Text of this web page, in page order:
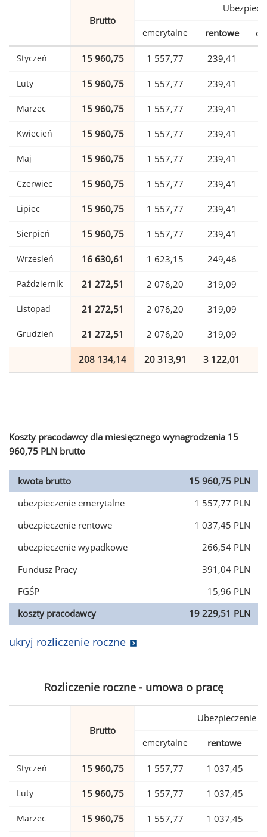
Brutto
emerytalne rentowe
Styczeń 15 960,75 1 557,77 239,41
Luty 15 960,75 1 557,77 239,41
Marzec 15 960,75 1 557,77 239,41
Kwiecień 15 960,75 1 557,77 239,41
Maj 15 960,75 1 557,77 239,41
Czerwiec 15 960,75 1 557,77 239,41
Lipiec 15 960,75 1 557,77 239,41
Sierpień 15 960,75 1 557,77 239,41
Wrzesień 16 630,61 1 623,15 249,46
Październik 21 272,51 2 076,20 319,09
Listopad 21 272,51 2 076,20 319,09
Grudzień 21 272,51 2 076,20 319,09
208 134,14 20 313,91 3 122,01
Koszty pracodawcy dla miesięcznego wynagrodzenia 15
960,75 PLN brutto
kwota brutto
15 960,75 PLN
ubezpieczenie emerytalne
1 557,77 PLN
ubezpieczenie rentowe
1 037,45 PLN
ubezpieczenie wypadkowe
266,54 PLN
Fundusz Pracy
391,04 PLN
FGŚP
15,96 PLN
koszty pracodawcy
19 229,51 PLN
ukryj rozliczenie roczne
Rozliczenie roczne - umowa o pracę
Brutto
Ubezpieczenie
emerytalne rentowe
Styczeń 15 960,75 1 557,77 1 037,45
Luty 15 960,75 1 557,77 1 037,45
Marzec 15 960,75 1 557,77 1 037,45